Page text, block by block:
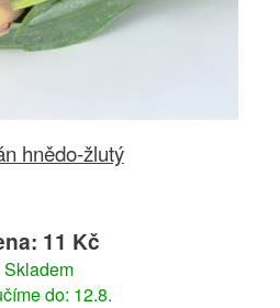
hnědo-žlutý
11 Kč
Skladem
do: 12.8.